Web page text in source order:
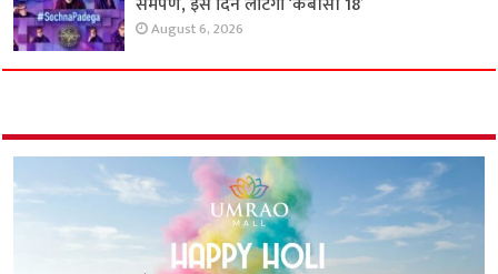
August 6, 2026